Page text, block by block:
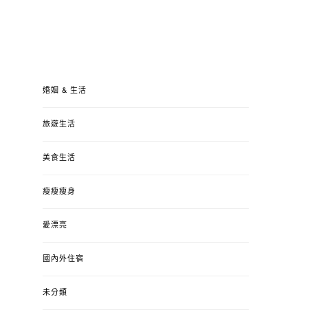
婚姻 & 生活
旅遊生活
美食生活
瘦瘦瘦身
愛漂亮
國內外住宿
未分類